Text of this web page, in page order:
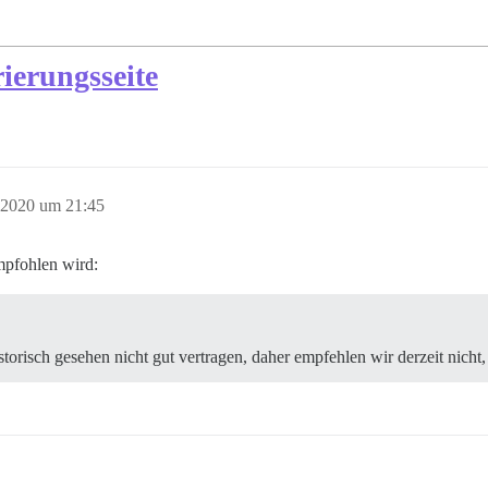
um 21:45
wird:
gesehen nicht gut vertragen, daher empfehlen wir derzeit